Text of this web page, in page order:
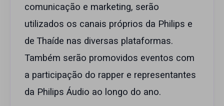
comunicação e marketing, serão
utilizados os canais próprios da Philips e
de Thaíde nas diversas plataformas.
Também serão promovidos eventos com
a participação do rapper e representantes
da Philips Áudio ao longo do ano.